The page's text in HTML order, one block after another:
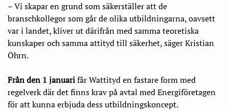
– Vi skapar en grund som säkerställer att de
branschkollegor som går de olika utbildningarna, oavsett
var i landet, kliver ut därifrån med samma teoretiska
kunskaper och samma attityd till säkerhet, säger Kristian
Öhrn.
Från den 1 januarifår Wattityd en fastare form med
regelverk där det finns krav på avtal med Energiföretagen
för att kunna erbjuda dess utbildningskoncept.